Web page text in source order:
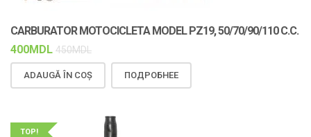
CARBURATOR MOTOCICLETA MODEL PZ19, 50/70/90/110 C.C.
400MDL 450MDL
ADAUGĂ ÎN COȘ ПОДРОБНЕЕ
TOP!